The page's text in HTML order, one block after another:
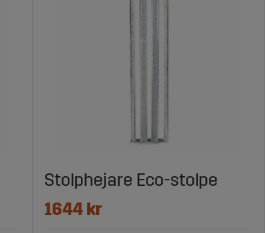
Stolphejare Eco-stolpe
1644 kr